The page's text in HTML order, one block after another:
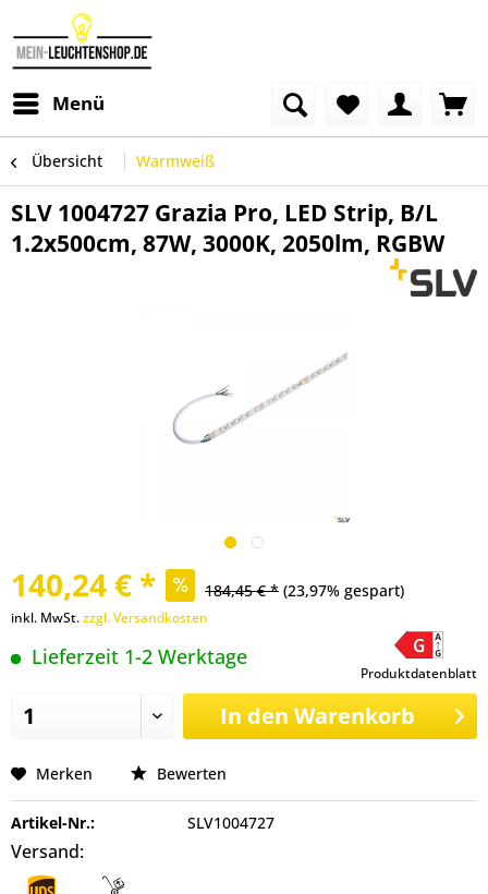
Menü
Übersicht Warmweiß
SLV 1004727 Grazia Pro, LED Strip, B/L
1.2x500cm, 87W, 3000K, 2050lm, RGBW
140,24 € * 184,45 € * (23,97% gespart)
inkl. MwSt.zzgl. Versandkosten
Lieferzeit 1-2 Werktage
Produktdatenblatt
In den Warenkorb
Merken Bewerten
Artikel-Nr.: SLV1004727
Versand: